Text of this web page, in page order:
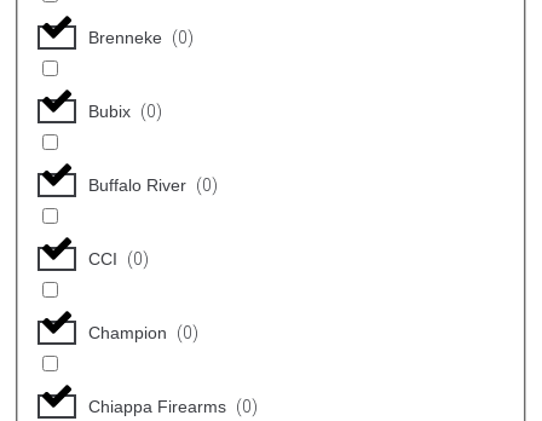
Brenneke (0)
Bubix (0)
Buffalo River (0)
CCI (0)
Champion (0)
Chiappa Firearms (0)